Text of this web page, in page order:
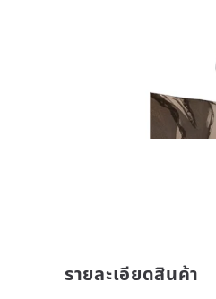
รายละเอียดสินค้า